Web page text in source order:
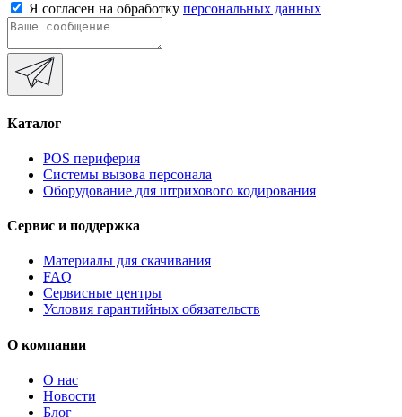
Я согласен на обработку персональных данных
Каталог
POS периферия
Системы вызова персонала
Оборудование для штрихового кодирования
Сервис и поддержка
Материалы для скачивания
FAQ
Сервисные центры
Условия гарантийных обязательств
О компании
О нас
Новости
Блог